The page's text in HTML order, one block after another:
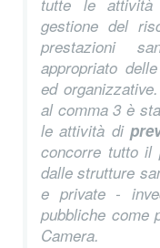
tutte le attività
gestione del
prestazioni
appropriato
ed
al comma 3 è
le attività di
concorre tutto il
dalle strutture
e private -
pubbliche come
Camera.